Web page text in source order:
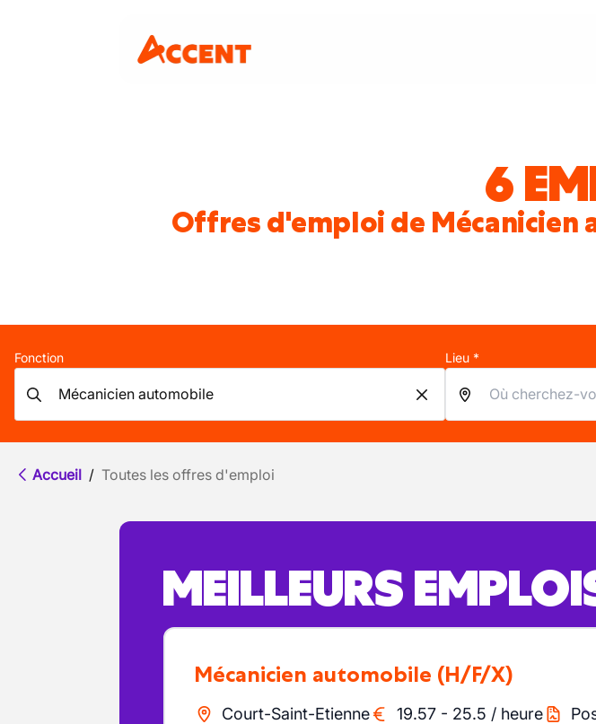
6
Offres d'emploi de Mécanicien
Fonction Lieu *
Accueil / Toutes les offres d'emploi
MEILLEURS
Mécanicien automobile (H/F/X)
Court-Saint-Etienne 19.57 - 25.5 / heure